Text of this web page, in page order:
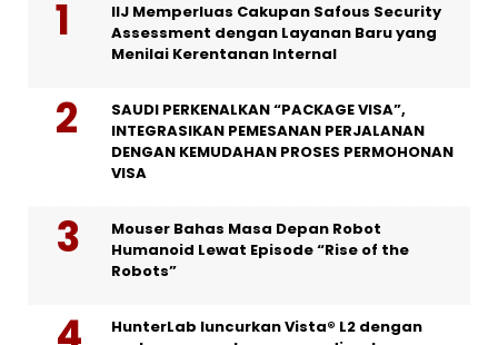
IIJ Memperluas Cakupan Safous Security
Assessment dengan Layanan Baru yang
Menilai Kerentanan Internal
SAUDI PERKENALKAN “PACKAGE VISA”,
INTEGRASIKAN PEMESANAN PERJALANAN
DENGAN KEMUDAHAN PROSES PERMOHONAN
VISA
Mouser Bahas Masa Depan Robot
Humanoid Lewat Episode “Rise of the
Robots”
HunterLab luncurkan Vista® L2 dengan